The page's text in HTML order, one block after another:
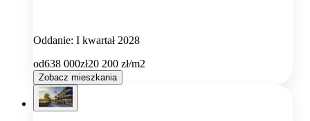
Oddanie: I kwartał 2028
od638 000zł20 200 zł/m2
Zobacz mieszkania